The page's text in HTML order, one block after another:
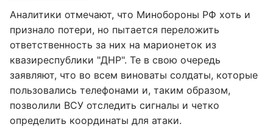
Аналитики отмечают, что Минобороны РФ хоть и
признало потери, но пытается переложить
ответственность за них на марионеток из
квазиреспублики "ДНР". Те в свою очередь
заявляют, что во всем виноваты солдаты, которые
пользовались телефонами и, таким образом,
позволили ВСУ отследить сигналы и четко
определить координаты для атаки.